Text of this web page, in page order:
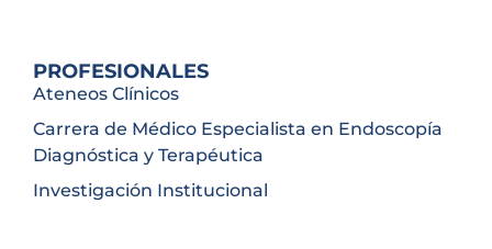
PROFESIONALES
Ateneos Clínicos
Carrera de Médico Especialista en Endoscopía
Diagnóstica y Terapéutica
Investigación Institucional